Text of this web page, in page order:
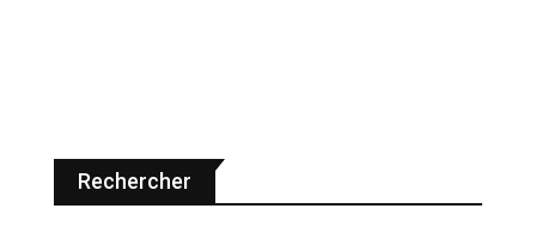
Rechercher